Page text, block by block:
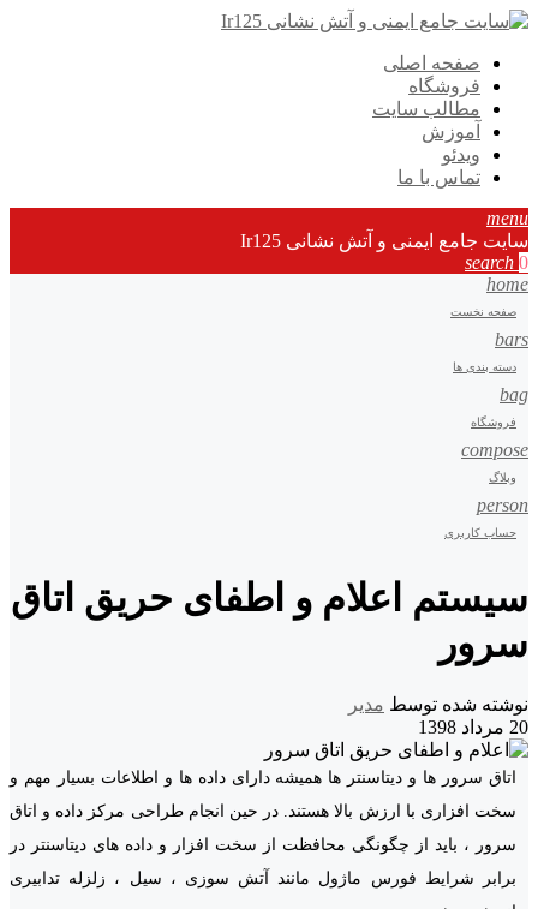
صفحه اصلی
فروشگاه
مطالب سایت
آموزش
ویدئو
تماس با ما
menu
سایت جامع ایمنی و آتش نشانی Ir125
search 0
home
صفحه نخست
bars
دسته بندی ها
bag
فروشگاه
compose
وبلاگ
person
حساب کاربری
سیستم اعلام و اطفای حریق اتاق
سرور
نوشته شده توسط مدیر
20 مرداد 1398
اتاق سرور ها و دیتاسنتر ها همیشه دارای داده ها و اطلاعات بسیار مهم و
سخت افزاری با ارزش بالا هستند. در حین انجام طراحی مرکز داده و اتاق
سرور ، باید از چگونگی محافظت از سخت افزار و داده های دیتاسنتر در
برابر شرایط فورس ماژول مانند آتش سوزی ، سیل ، زلزله تدابیری